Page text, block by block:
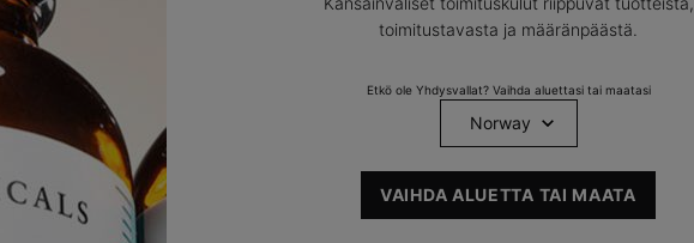
SkinCeuticals Proessional
-kumppanit
ihonhoitotuloksesi luotettavan ihonhoitoammattilaisen neuvon avulla.
toimitustavasta ja määränpäästä.
Etkö ole Yhdysvallat? Vaihda aluettasi tai maatasi
VAIHDA ALUETTA TAI MAATA